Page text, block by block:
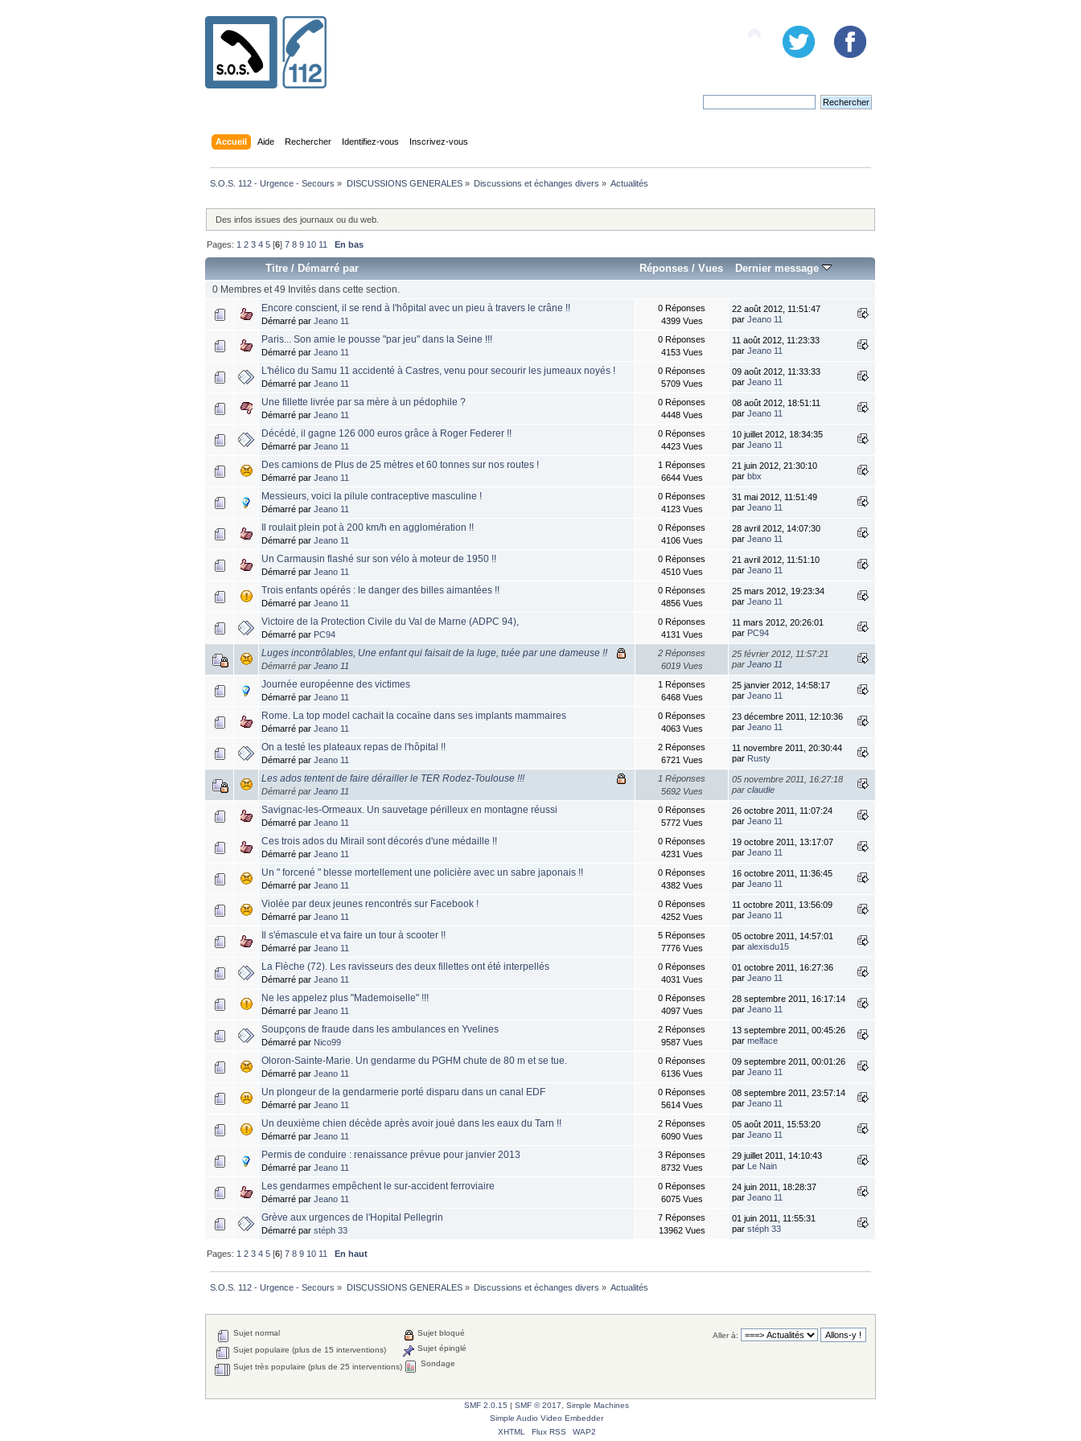
Accueil Aide Rechercher Identifiez-vous Inscrivez-vous
S.O.S. 112 - Urgence - Secours » DISCUSSIONS GENERALES» Discussions et échanges divers » Actualités
Des infos issues des journaux ou du web.
Pages: 1 2 3 4 5 [6]7 8 9 10 11 En bas
Titre / Démarré par Réponses /Vues Dernier message
0 Membres et 49 Invités dans cette section.
Encore conscient, il se rend à l'hôpital avec un pieu à travers le crâne !!
Démarré parJeano 11
0 Réponses
4399 Vues
22 août 2012, 11:51:47
parJeano 11
Paris... Son amie le pousse "par jeu" dans la Seine !!!
Démarré parJeano 11
0 Réponses
4153 Vues
11 août 2012, 11:23:33
parJeano 11
L'hélico du Samu 11 accidenté à Castres, venu pour secourir les jumeaux noyés !
Démarré parJeano 11
0 Réponses
5709 Vues
09 août 2012, 11:33:33
parJeano 11
Une fillette livrée par sa mère à un pédophile ?
Démarré parJeano 11
0 Réponses
4448 Vues
08 août 2012, 18:51:11
parJeano 11
Décédé, il gagne 126 000 euros grâce à Roger Federer !!
Démarré parJeano 11
0 Réponses
4423 Vues
10 juillet 2012, 18:34:35
parJeano 11
Des camions de Plus de 25 mètres et 60 tonnes sur nos routes !
Démarré parJeano 11
1 Réponses
6644 Vues
21 juin 2012, 21:30:10
parbbx
Messieurs, voici la pilule contraceptive masculine !
Démarré parJeano 11
0 Réponses
4123 Vues
31 mai 2012, 11:51:49
parJeano 11
Il roulait plein pot à 200 km/h en agglomération !!
Démarré parJeano 11
0 Réponses
4106 Vues
28 avril 2012, 14:07:30
parJeano 11
Un Carmausin flashé sur son vélo à moteur de 1950 !!
Démarré parJeano 11
0 Réponses
4510 Vues
21 avril 2012, 11:51:10
parJeano 11
Trois enfants opérés : le danger des billes aimantées !!
Démarré parJeano 11
0 Réponses
4856 Vues
25 mars 2012, 19:23:34
parJeano 11
Victoire de la Protection Civile du Val de Marne (ADPC 94),
Démarré par PC94
0 Réponses
4131 Vues
11 mars 2012, 20:26:01
par PC94
Luges incontrôlables, Une enfant qui faisait de la luge, tuée par une dameuse !!
Démarré parJeano 11
2 Réponses
6019 Vues
25 février 2012, 11:57:21
parJeano 11
Journée européenne des victimes
Démarré parJeano 11
1 Réponses
6468 Vues
25 janvier 2012, 14:58:17
parJeano 11
Rome. La top model cachait la cocaïne dans ses implants mammaires
Démarré parJeano 11
0 Réponses
4063 Vues
23 décembre 2011, 12:10:36
parJeano 11
On a testé les plateaux repas de l'hôpital !!
Démarré parJeano 11
2 Réponses
6721 Vues
11 novembre 2011, 20:30:44
par Rusty
Les ados tentent de faire dérailler le TER Rodez-Toulouse !!!
Démarré parJeano 11
1 Réponses
5692 Vues
05 novembre 2011, 16:27:18
parclaudie
Savignac-les-Ormeaux. Un sauvetage périlleux en montagne réussi
Démarré parJeano 11
0 Réponses
5772 Vues
26 octobre 2011, 11:07:24
parJeano 11
Ces trois ados du Mirail sont décorés d'une médaille !!
Démarré parJeano 11
0 Réponses
4231 Vues
19 octobre 2011, 13:17:07
parJeano 11
Un " forcené " blesse mortellement une policière avec un sabre japonais !!
Démarré parJeano 11
0 Réponses
4382 Vues
16 octobre 2011, 11:36:45
parJeano 11
Violée par deux jeunes rencontrés sur Facebook !
Démarré parJeano 11
0 Réponses
4252 Vues
11 octobre 2011, 13:56:09
parJeano 11
Il s'émascule et va faire un tour à scooter !!
Démarré parJeano 11
5 Réponses
7776 Vues
05 octobre 2011, 14:57:01
paralexisdu15
La Flèche (72). Les ravisseurs des deux fillettes ont été interpellés
Démarré parJeano 11
0 Réponses
4031 Vues
01 octobre 2011, 16:27:36
parJeano 11
Ne les appelez plus "Mademoiselle" !!!
Démarré parJeano 11
0 Réponses
4097 Vues
28 septembre 2011, 16:17:14
parJeano 11
Soupçons de fraude dans les ambulances en Yvelines
Démarré par Nico99
2 Réponses
9587 Vues
13 septembre 2011, 00:45:26
parmelface
Oloron-Sainte-Marie. Un gendarme du PGHM chute de 80 m et se tue.
Démarré parJeano 11
0 Réponses
6136 Vues
09 septembre 2011, 00:01:26
parJeano 11
Un plongeur de la gendarmerie porté disparu dans un canal EDF
Démarré parJeano 11
0 Réponses
5614 Vues
08 septembre 2011, 23:57:14
parJeano 11
Un deuxième chien décède après avoir joué dans les eaux du Tarn !!
Démarré parJeano 11
2 Réponses
6090 Vues
05 août 2011, 15:53:20
parJeano 11
Permis de conduire : renaissance prévue pour janvier 2013
Démarré parJeano 11
3 Réponses
8732 Vues
29 juillet 2011, 14:10:43
par Le Nain
Les gendarmes empêchent le sur-accident ferroviaire
Démarré parJeano 11
0 Réponses
6075 Vues
24 juin 2011, 18:28:37
parJeano 11
Grève aux urgences de l'Hopital Pellegrin
Démarré parstéph 33
7 Réponses
13962 Vues
01 juin 2011, 11:55:31
parstéph 33
Pages: 1 2 3 4 5 [6]7 8 9 10 11 En haut
S.O.S. 112 - Urgence - Secours » DISCUSSIONS GENERALES» Discussions et échanges divers » Actualités
Aller à:
Sujet normal
Sujet populaire (plus de 15 interventions)
Sujet très populaire (plus de 25 interventions)
Sujet bloqué
Sujet épinglé
Sondage
SMF 2.0.15 | SMF © 2017
Simple Machines
Simple Audio Video Embedder
XHTML
Flux RSS WAP2